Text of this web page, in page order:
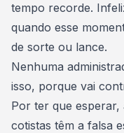
tempo recorde.
quando esse
de sorte ou lance.
Nenhuma
isso, porque vai
Por ter que esperar,
cotistas têm a falsa